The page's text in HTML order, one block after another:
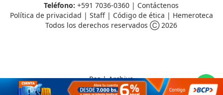
Teléfono: +591 7036-0360 | Contáctenos
Política de privacidad | Staff| Código de ética | Hemeroteca
Todos los derechos reservados Ⓒ 2026
Rss|Archivo
CMS para mediosbyTroop